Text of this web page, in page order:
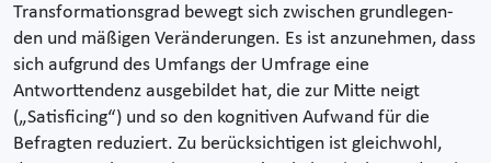
Transformationsgrad bewegt sich zwischen grundlegen-
den und mäßigen Veränderungen. Es ist anzunehmen, dass
sich aufgrund des Umfangs der Umfrage eine
Antworttendenz ausgebildet hat, die zur Mitte neigt
(„Satisficing“) und so den kognitiven Aufwand für die
Befragten reduziert. Zu berücksichtigen ist gleichwohl,